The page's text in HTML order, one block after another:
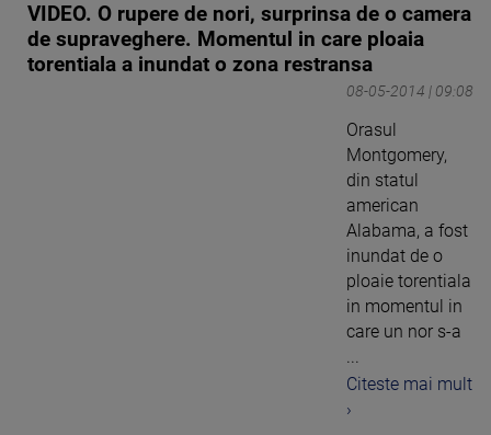
VIDEO. O rupere de nori, surprinsa de o camera
de supraveghere. Momentul in care ploaia
torentiala a inundat o zona restransa
08-05-2014 | 09:08
Orasul
Montgomery,
din statul
american
Alabama, a fost
inundat de o
ploaie torentiala
in momentul in
care un nor s-a
...
Citeste mai mult
›